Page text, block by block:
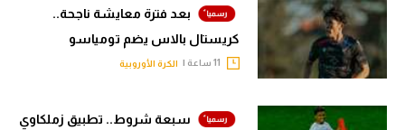
بعد فترة معايشة ناجحة..
كريستال بالاس يضم تومياسو
الكرة الأوروبية
سبعة شروط.. تطبيق زملكاوي